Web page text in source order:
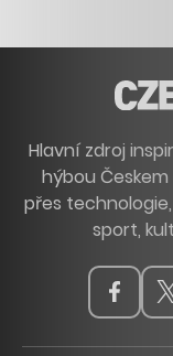
Hlavní zdroj
hýbou
přes
sport,